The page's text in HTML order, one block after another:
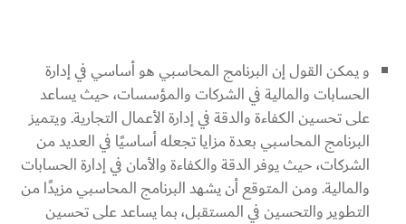
و يمكن القول إن البرنامج المحاسبي هو أساسي في إدارة
الحسابات والمالية في الشركات والمؤسسات، حيث يساعد
على تحسين الكفاءة والدقة في إدارة الأعمال التجارية. ويتميز
البرنامج المحاسبي بعدة مزايا تجعله أساسيًا في العديد من
الشركات، حيث يوفر الدقة والكفاءة والأمان في إدارة الحسابات
والمالية. ومن المتوقع أن يشهد البرنامج المحاسبي مزيدًا من
التطوير والتحسين في المستقبل، بما يساعد على تحسين